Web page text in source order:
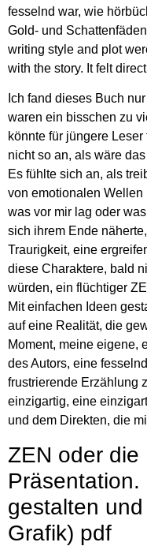
fesselnd war, wie
Gold- und
writing style and plot
with the story. It felt
Ich fand dieses Buch
waren ein bisschen zu
könnte für jüngere
nicht so an, als wäre
Es fühlte sich an, als
von emotionalen Wellen
was vor mir lag oder
sich ihrem Ende
Traurigkeit, eine
diese Charaktere, bald
würden, ein flüchtiger
Mit einfachen Ideen
auf eine Realität, die
Moment, meine eigene,
des Autors, eine
frustrierende Erzählung
einzigartig, eine
und dem Direkten, die
ZEN oder die
gestalten
Grafik) pdf